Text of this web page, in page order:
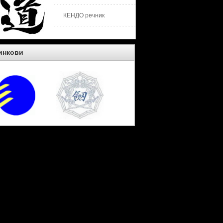
КЕНДО речник